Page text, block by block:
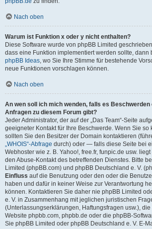
Nach oben
Warum ist Funktion x oder y nicht enthalten?
Diese Software wurde von phpBB Limited
dass eine Funktion implementiert werden sollte, dann
phpBB Ideas, wo Sie Ihre Stimme für bestehende
neue Funktionen vorschlagen können.
Nach oben
An wen soll ich mich wenden, falls es
Anfragen zu diesem Forum gibt?
Jeder Administrator, der auf der „Das Team“-Seite
geeigneter Kontakt für Ihre Beschwerde. Wenn Sie so
sollten Sie den Besitzer der Domain kontaktieren
„WHOIS“-Abfrage durch) oder — falls diese Seite bei
Webhoster wie z. B. Yahoo!, free.fr, funpic.de usw.
den Abuse-Kontakt des betreffenden Dienstes. Bitte
Limited (phpBB.com) und phpBB Deutschland e. V.
Einfluss auf die Benutzung oder den oder die
haben und dafür in keiner Weise zur Verantwortung
können. Kontaktieren Sie daher nie phpBB Limited
e. V. in Zusammenhang mit jeglichen juristischen
(Unterlassungserklärungen, Haftungsfragen usw.), die
Website phpbb.com, phpbb.de oder die phpBB-
Sie phpBB Limited oder phpBB Deutschland e. V. E-